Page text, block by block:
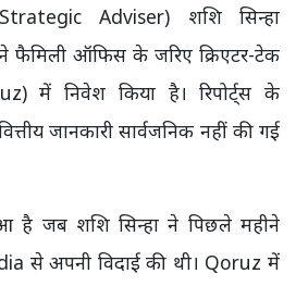
Adviser) शशि सिन्हा
फैमिली ऑफिस के जरिए क्रिएटर-टेक
में निवेश किया है। रिपोर्ट्स के
जानकारी सार्वजनिक नहीं की गई
जब शशि सिन्हा ने पिछले महीने
से अपनी विदाई की थी। Qoruz में